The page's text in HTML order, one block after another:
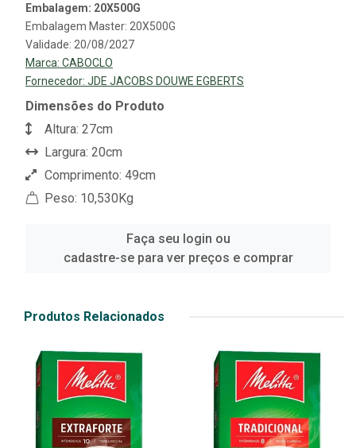
Embalagem: 20X500G
Embalagem Master: 20X500G
Validade: 20/08/2027
Marca: CABOCLO
Fornecedor: JDE JACOBS DOUWE EGBERTS
Dimensões do Produto
Altura: 27cm
Largura: 20cm
Comprimento: 49cm
Peso: 10,530Kg
Faça seu login ou
cadastre-se para ver preços e comprar
Produtos Relacionados